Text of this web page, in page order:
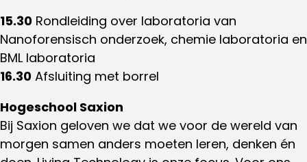
15.30 Rondleiding over laboratoria van
Nanoforensisch onderzoek, chemie laboratoria en
BML laboratoria
16.30 Afsluiting met borrel
Hogeschool Saxion
Bij Saxion geloven we dat we voor de wereld van
morgen samen anders moeten leren, denken én